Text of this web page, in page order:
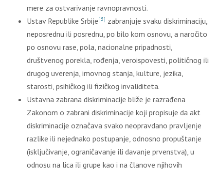
mere za ostvarivanje ravnopravnosti.
Ustav Republike Srbije[3] zabranjuje svaku diskriminaciju,
neposrednu ili posrednu, po bilo kom osnovu, a naročito
po osnovu rase, pola, nacionalne pripadnosti,
društvenog porekla, rođenja, veroispovesti, političnog ili
drugog uverenja, imovnog stanja, kulture, jezika,
starosti, psihičkog ili fizičkog invaliditeta.
Ustavna zabrana diskriminacije bliže je razrađena
Zakonom o zabrani diskriminacije koji propisuje da akt
diskriminacije označava svako neopravdano pravljenje
razlike ili nejednako postupanje, odnosno propuštanje
(isključivanje, ograničavanje ili davanje prvenstva), u
odnosu na lica ili grupe kao i na članove njihovih